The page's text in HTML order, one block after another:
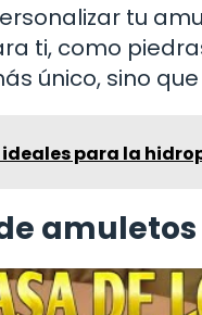
tu
ti, como
único, sino
para la
amuletos